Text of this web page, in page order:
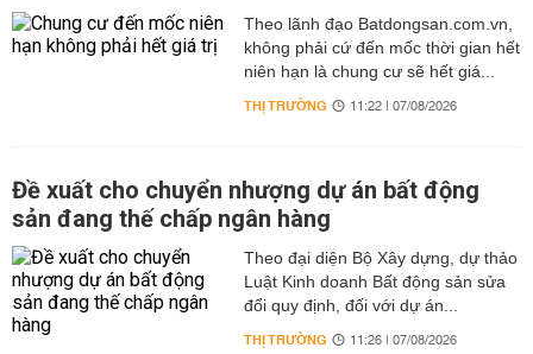
Theo lãnh đạo Batdongsan.com.vn,
không phải cứ đến mốc thời gian hết
niên hạn là chung cư sẽ hết giá...
THỊ TRƯỜNG 11:22 | 07/08/2026
Đề xuất cho chuyển nhượng dự án bất động
sản đang thế chấp ngân hàng
Theo đại diện Bộ Xây dựng, dự thảo
Luật Kinh doanh Bất động sản sửa
đổi quy định, đối với dự án...
THỊ TRƯỜNG 11:26 | 07/08/2026